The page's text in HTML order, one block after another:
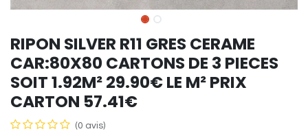
RIPON SILVER R11 GRES CERAME
CAR:80X80 CARTONS DE 3 PIECES
SOIT 1.92M² 29.90€ LE M² PRIX
CARTON 57.41€
(0 avis)